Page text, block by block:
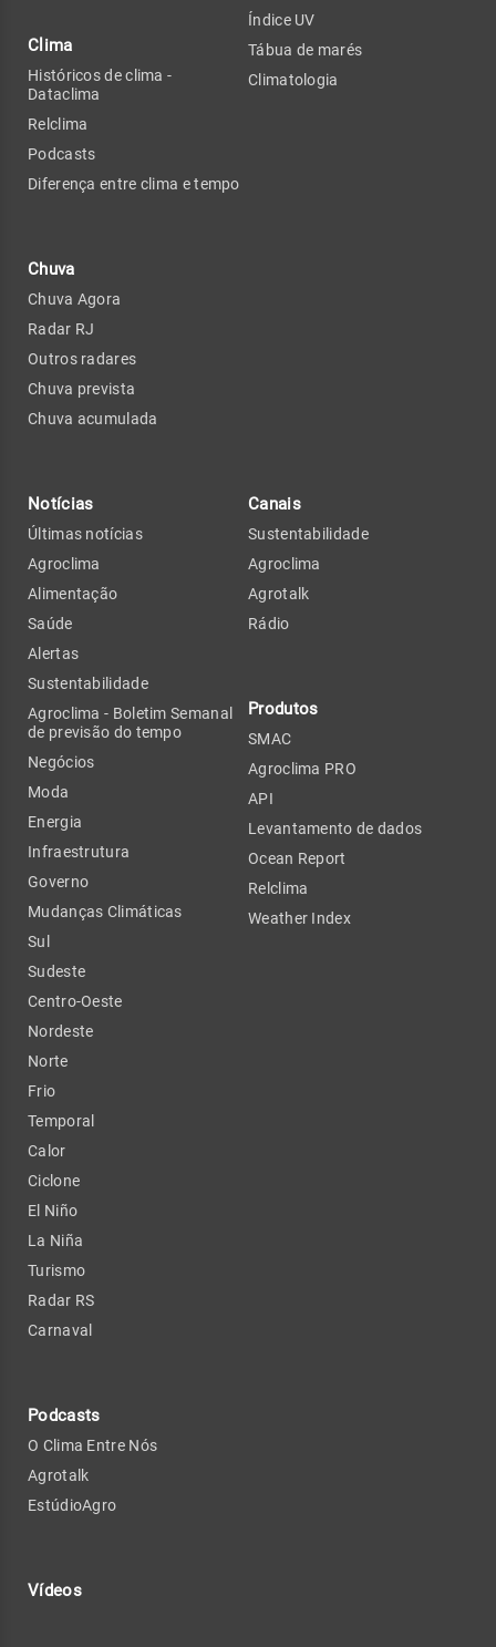
Clima
Históricos de clima -
Dataclima
Relclima
Podcasts
Diferença entre clima e tempo
Chuva
Chuva Agora
Radar RJ
Outros radares
Chuva prevista
Chuva acumulada
Índice UV
Tábua de marés
Climatologia
Notícias
Últimas notícias
Agroclima
Alimentação
Saúde
Alertas
Sustentabilidade
Agroclima - Boletim Semanal
de previsão do tempo
Negócios
Moda
Energia
Infraestrutura
Governo
Mudanças Climáticas
Sul
Sudeste
Centro-Oeste
Nordeste
Norte
Frio
Temporal
Calor
Ciclone
El Niño
La Niña
Turismo
Radar RS
Carnaval
Podcasts
O Clima Entre Nós
Agrotalk
EstúdioAgro
Vídeos
Canais
Sustentabilidade
Agroclima
Agrotalk
Rádio
Produtos
SMAC
Agroclima PRO
API
Levantamento de dados
Ocean Report
Relclima
Weather Index